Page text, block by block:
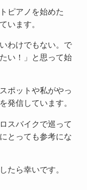
ピアノを始めた
います。
わけでもない。で
い！」と思って始
ポットや私がやっ
発信しています。
スバイクで巡って
とっても参考にな
たら幸いです。